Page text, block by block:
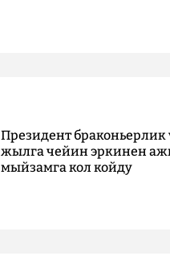
Президент браконьерлик
жылга чейин эркинен
мыйзамга кол койду